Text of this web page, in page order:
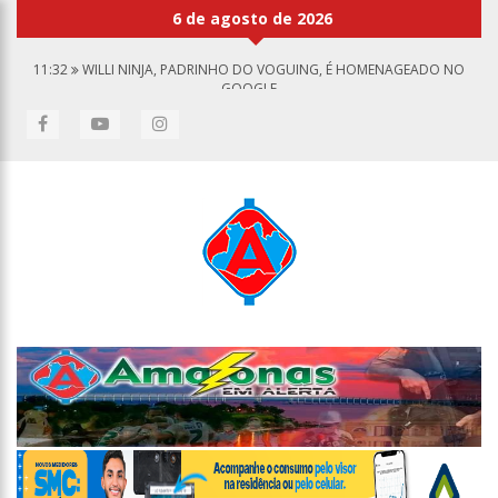
6 de agosto de 2026
RECEBER
WILLI NINJA, PADRINHO DO VOGUING, É HOMENAGEADO NO
GOOGLE
11:13
BOLSA FECHA NO MAIOR NÍVEL EM SETE MESES APÓS INFLAÇÃO
COBERTURAS VACINAIS
LINHAS TELEFÔNICAS DO CCC SEGUEM INOPERANTES EM RAZÃO
DE FALHA COMPLEXA NA OI
QUARTETO É PRESO POR FURTO DE TRANSFORMADOR DE POSTE
10:45 DUDU CAMARGO FOI DEMITIDO DO SBT APÓS DEFECAR NO CHÃO
DO CAMARIM
10:22 EL NIÑO COMEÇA ANTES DO ESPERADO E CLIMATOLOGISTAS VEEM
CHANCE DE UM “SUPER EL NIÑO”